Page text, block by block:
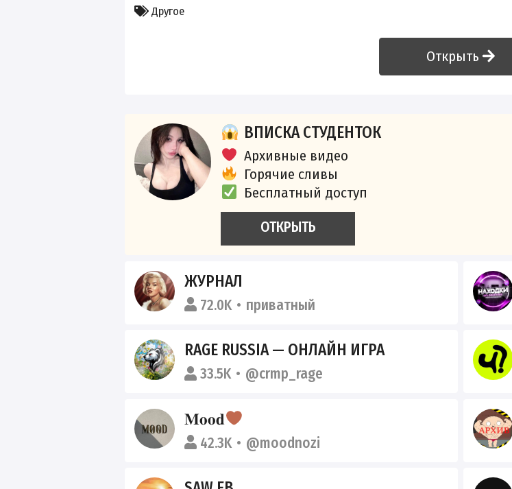
Другое
Открыть
ВПИСКА СТУДЕНТОК
Архивные видео
Горячие сливы
Бесплатный доступ
ОТКРЫТЬ
ЖУРНАЛ
72.0K приватный
RAGE RUSSIA — ОНЛАЙН ИГРА
33.5K @crmp_rage
𝐌𝐨𝐨𝐝
42.3K @moodnozi